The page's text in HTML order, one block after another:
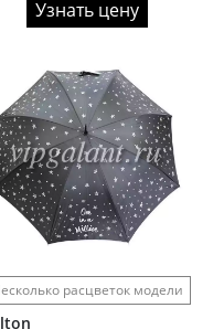
Узнать цену
расцветок модели